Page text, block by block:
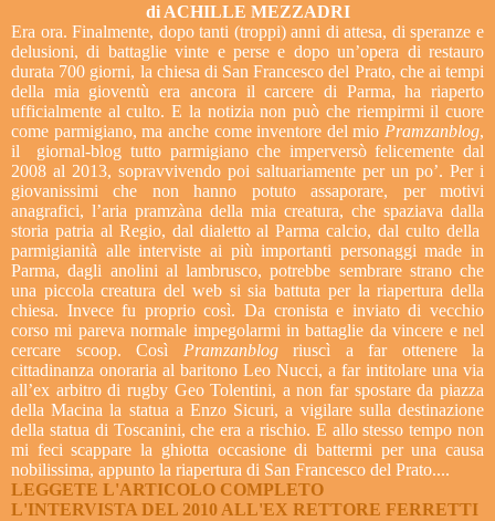
di ACHILLE MEZZADRI
Era ora. Finalmente, dopo tanti (troppi) anni di attesa, di speranze e
delusioni, di battaglie vinte e perse e dopo un’opera di restauro
durata 700 giorni, la chiesa di San Francesco del Prato, che ai tempi
della mia gioventù era ancora il carcere di Parma, ha riaperto
ufficialmente al culto. E la notizia non può che riempirmi il cuore
come parmigiano, ma anche come inventore del mio Pramzanblog,
il giornal-blog tutto parmigiano che imperversò felicemente dal
2008 al 2013, sopravvivendo poi saltuariamente per un po’. Per i
giovanissimi che non hanno potuto assaporare, per motivi
anagrafici, l’aria pramzàna della mia creatura, che spaziava dalla
storia patria al Regio, dal dialetto al Parma calcio, dal culto della
parmigianità alle interviste ai più importanti personaggi made in
Parma, dagli anolini al lambrusco, potrebbe sembrare strano che
una piccola creatura del web si sia battuta per la riapertura della
chiesa. Invece fu proprio così. Da cronista e inviato di vecchio
corso mi pareva normale impegolarmi in battaglie da vincere e nel
cercare scoop. Così Pramzanblogriuscì a far ottenere la
cittadinanza onoraria al baritono Leo Nucci, a far intitolare una via
all’ex arbitro di rugby Geo Tolentini, a non far spostare da piazza
della Macina la statua a Enzo Sicuri, a vigilare sulla destinazione
della statua di Toscanini, che era a rischio. E allo stesso tempo non
mi feci scappare la ghiotta occasione di battermi per una causa
nobilissima, appunto la riapertura di San Francesco del Prato....
LEGGETE L'ARTICOLO COMPLETO
L'INTERVISTA DEL 2010 ALL'EX RETTORE FERRETTI